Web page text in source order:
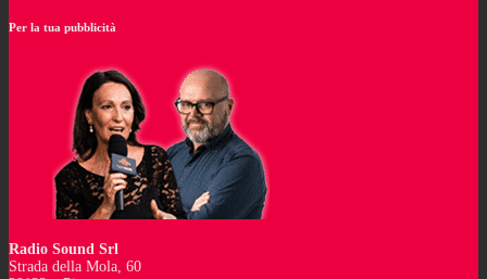
Per la tua pubblicità
Radio Sound Srl
Strada della Mola, 60